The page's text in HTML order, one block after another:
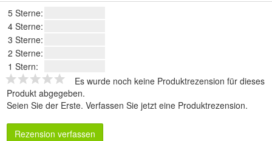
5 Sterne:
4 Sterne:
3 Sterne:
2 Sterne:
1 Stern:
Es wurde noch keine Produktrezension für dieses
Produkt abgegeben.
Seien Sie der Erste. Verfassen Sie jetzt eine Produktrezension.
Rezension verfassen